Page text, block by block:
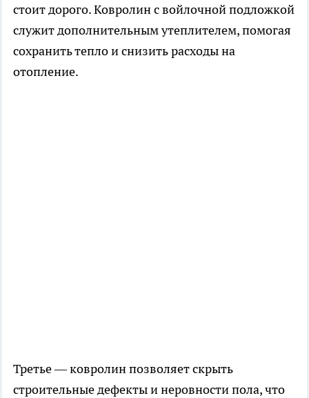
стоит дорого. Ковролин с войлочной подложкой
служит дополнительным утеплителем, помогая
сохранить тепло и снизить расходы на
отопление.
Третье — ковролин позволяет скрыть
строительные дефекты и неровности пола, что